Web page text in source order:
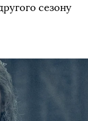
сезону